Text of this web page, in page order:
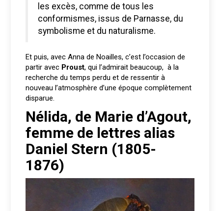
les excès, comme de tous les
conformismes, issus de Parnasse, du
symbolisme et du naturalisme.
Et puis, avec Anna de Noailles, c’est l’occasion de
partir avec Proust, qui l’admirait beaucoup, à la
recherche du temps perdu et de ressentir à
nouveau l’atmosphère d’une époque complètement
disparue.
Nélida, de Marie d’Agout,
femme de lettres alias
Daniel Stern (1805-
1876)